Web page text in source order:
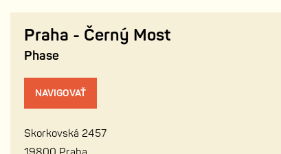
Praha - Černý Most
Phase
NAVIGOVAŤ
Skorkovská 2457